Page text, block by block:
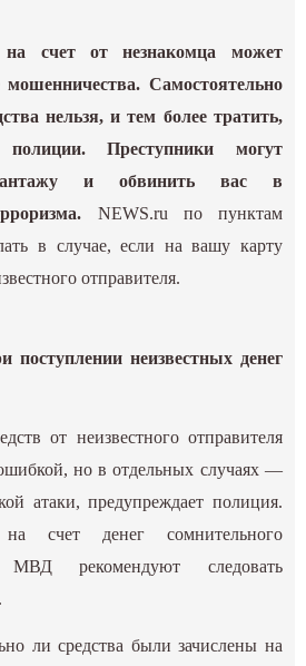
на счет от незнакомца может
Самостоятельно
нельзя, и тем более тратить,
Преступники могут
и обвинить вас в
NEWS.ru по пунктам
в случае, если на вашу карту
отправителя.
поступлении неизвестных денег
от неизвестного отправителя
но в отдельных случаях —
атаки, предупреждает полиция.
счет денег сомнительного
рекомендуют следовать
ли средства были зачислены на